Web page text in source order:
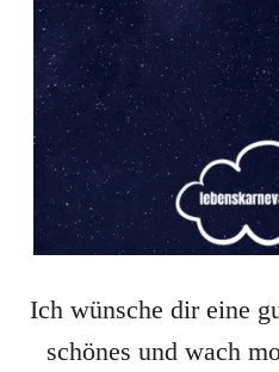
Ich wünsche dir eine
schönes und wach